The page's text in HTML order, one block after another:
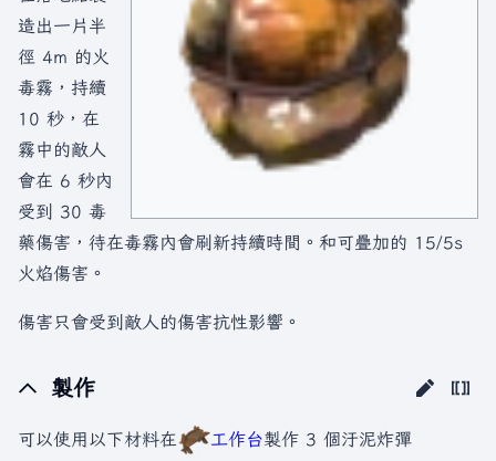
造出一片半
徑 4m 的火
毒霧，持續
10 秒，在
霧中的敵人
會在 6 秒內
受到 30 毒
藥傷害，待在毒霧內會刷新持續時間。和可疊加的 15/5s
火焰傷害。
傷害只會受到敵人的傷害抗性影響。
製作
可以使用以下材料在 工作台製作 3 個汙泥炸彈